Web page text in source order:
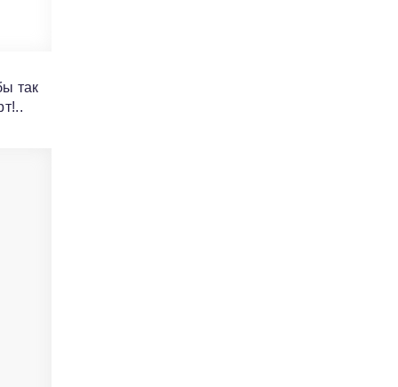
так